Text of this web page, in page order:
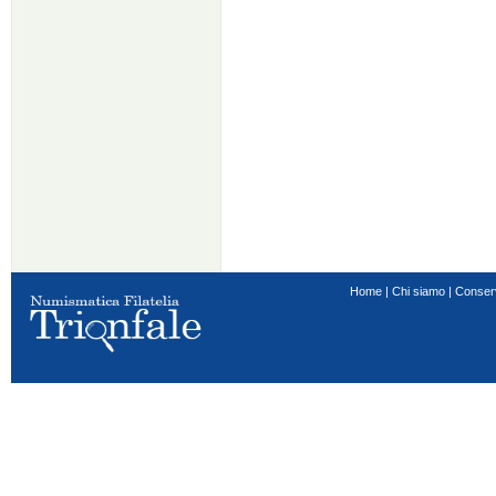
Home | Chi siamo |